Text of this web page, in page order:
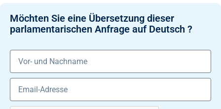
Möchten Sie eine Übersetzung dieser
parlamentarischen Anfrage auf Deutsch ?